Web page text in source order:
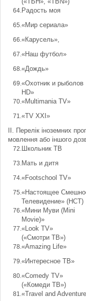
Радость моя
«Мир сериала»
«Карусель»,
«Наш футбол»
«Дождь»
«Охотник и рыболов
HD»
«Multimania TV»
«TV XXI»
ІІ. Перелік іноземних
мовлення або іншого
Школьник ТВ
Мать и дитя
«Footschool TV»
«Настоящее
Телевидение» (НСТ)
«Мини Муви (Mini
Movie)»
«Look TV»
(«Смотри ТВ»)
«Amazing Life»
«Интересное ТВ»
«Соmedy TV»
(«Комеди ТВ»)
«Travel and